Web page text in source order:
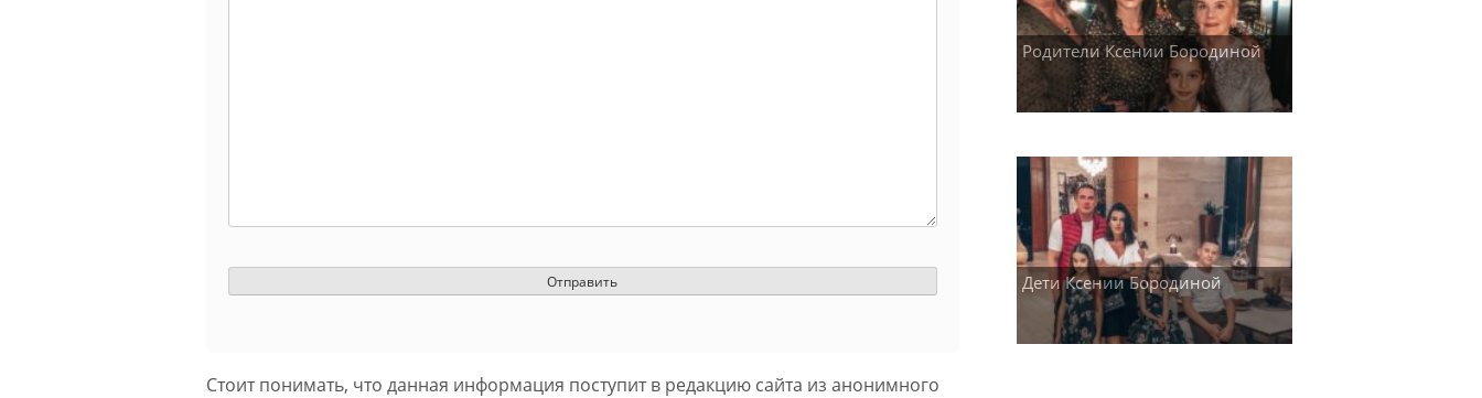
Стоит понимать, что данная информация поступит в редакцию сайта из анонимного
Родители Ксении Бородиной
Дети Ксении Бородиной